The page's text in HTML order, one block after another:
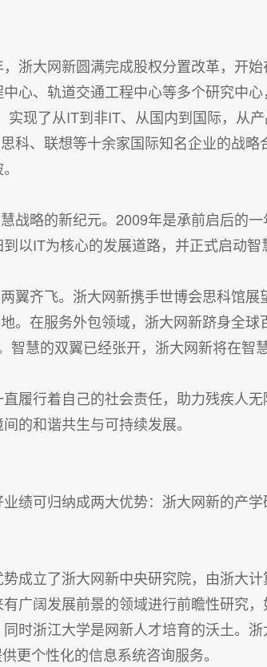
浙大网新圆满完成股权分置改革，开
心、轨道交通工程中心等多个研究中
现了从IT到非IT、从国内到国际，从产
科、联想等十余家国际知名企业的战
战略的新纪元。2009年是承前启后的
以IT为核心的发展道路，并正式启动智
翼齐飞。浙大网新携手世博会思科馆
。在服务外包领域，浙大网新跻身全
慧的双翼已经张开，浙大网新将在智
履行着自己的社会责任，助力残疾人
的和谐共生与可持续发展。
绩可归纳成两大优势：浙大网新的产
成立了浙大网新中央研究院，由浙大
广阔发展前景的领域进行前瞻性研究
时浙江大学是网新人才培育的沃土。
更个性化的信息系统咨询服务。